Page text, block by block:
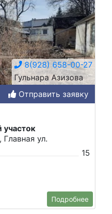
8(928) 658-00-27
Гульнара Азизова
Отправить заявку
ул.
15
Подробнее